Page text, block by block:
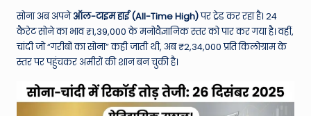
सोना अब अपनेऑल-टाइम हाई (All-Time High)पर ट्रेड कर रहा है। 24
कैरेट सोने का भाव ₹1,39,000 के मनोवैज्ञानिक स्तर को पार कर गया है। वहीं,
चांदी जो “गरीबों का सोना” कही जाती थी, अब ₹2,34,000 प्रति किलोग्राम के
स्तर पर पहुंचकर अमीरों की शान बन चुकी है।